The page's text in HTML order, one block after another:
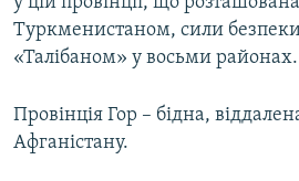
Туркменистаном, сили безпеки
«Талібаном» у восьми районах.
Провінція Гор – бідна,
Афганістану.